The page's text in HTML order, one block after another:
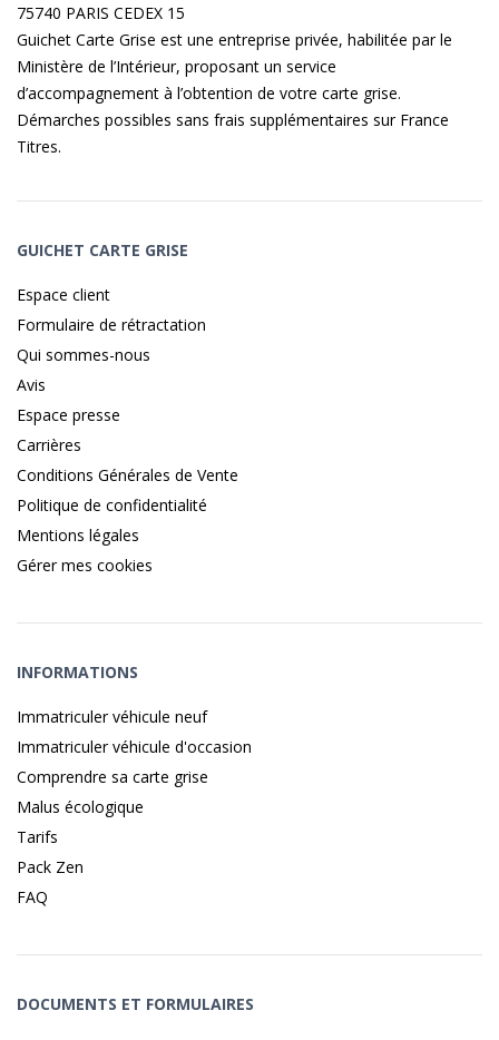
75740 PARIS CEDEX 15
Guichet Carte Grise est une entreprise privée, habilitée par le
Ministère de l’Intérieur, proposant un service
d’accompagnement à l’obtention de votre carte grise.
Démarches possibles sans frais supplémentaires sur France
Titres.
GUICHET CARTE GRISE
Espace client
Formulaire de rétractation
Qui sommes-nous
Avis
Espace presse
Carrières
Conditions Générales de Vente
Politique de confidentialité
Mentions légales
Gérer mes cookies
INFORMATIONS
Immatriculer véhicule neuf
Immatriculer véhicule d'occasion
Comprendre sa carte grise
Malus écologique
Tarifs
Pack Zen
FAQ
DOCUMENTS ET FORMULAIRES